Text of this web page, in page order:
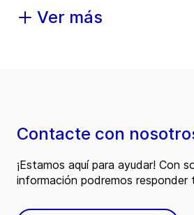
Ver más
Contacte con
¡Estamos aquí para ayudar! Con
información podremos responder